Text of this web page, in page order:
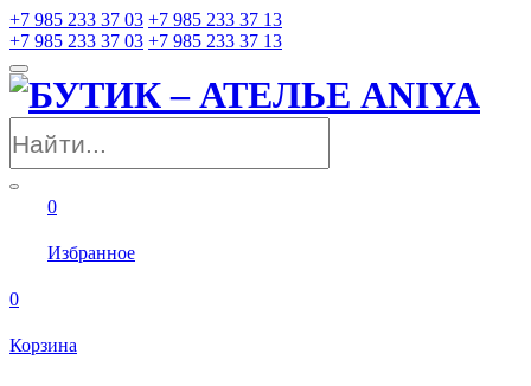
+7 985 233 37 03 +7 985 233 37 13
+7 985 233 37 03 +7 985 233 37 13
0
Избранное
0
Корзина